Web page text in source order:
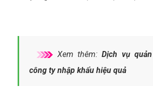
5.2 - Thiết lập quảng cáo công ty
Thiết lập chiến dịch là khâu quan